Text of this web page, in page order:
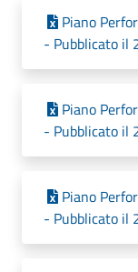
Piano
- Pubblicato il
Piano
- Pubblicato il
Piano
- Pubblicato il